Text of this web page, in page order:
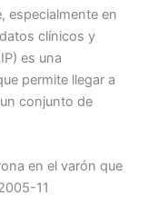
especialmente en
clínicos y
es una
permite llegar a
conjunto de
en el varón que
11